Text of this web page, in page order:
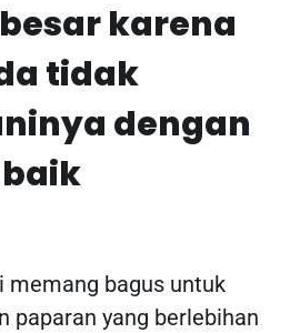
karena
tidak
dengan
baik
memang bagus untuk
paparan yang berlebihan